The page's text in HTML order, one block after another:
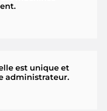
est unique et
administrateur.